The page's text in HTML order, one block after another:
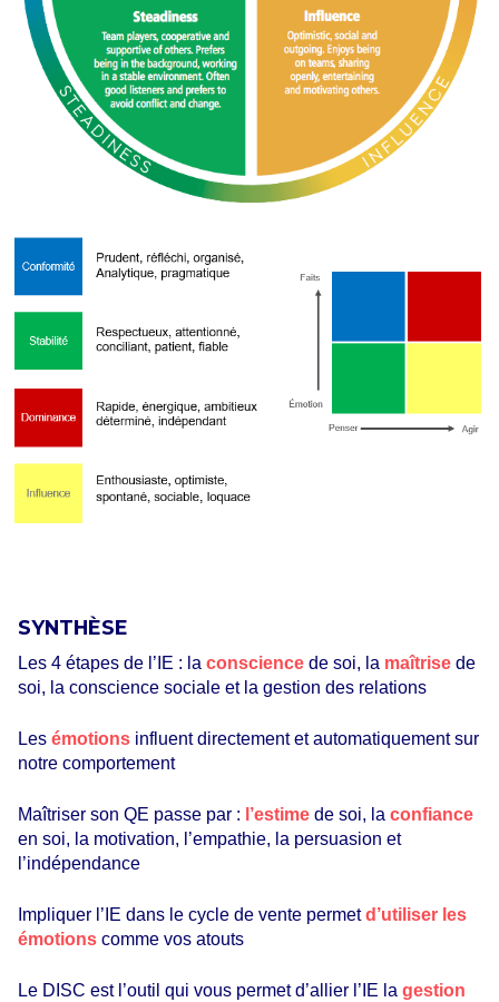
SYNTHÈSE
Les 4 étapes de l’IE : la conscience de soi, la maîtrise de
soi, la conscience sociale et la gestion des relations
Les émotions influent directement et automatiquement sur
notre comportement
Maîtriser son QE passe par : l’estime de soi, la confiance
en soi, la motivation, l’empathie, la persuasion et
l’indépendance
Impliquer l’IE dans le cycle de vente permetd’utiliser les
émotions comme vos atouts
Le DISC est l’outil qui vous permet d’allier l’IE la gestion